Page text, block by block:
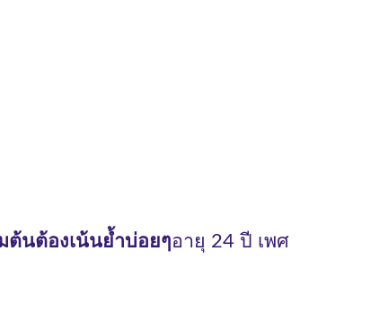
ต้นต้องเน้นย้ำบ่อยๆอายุ 24 ปี เพศ